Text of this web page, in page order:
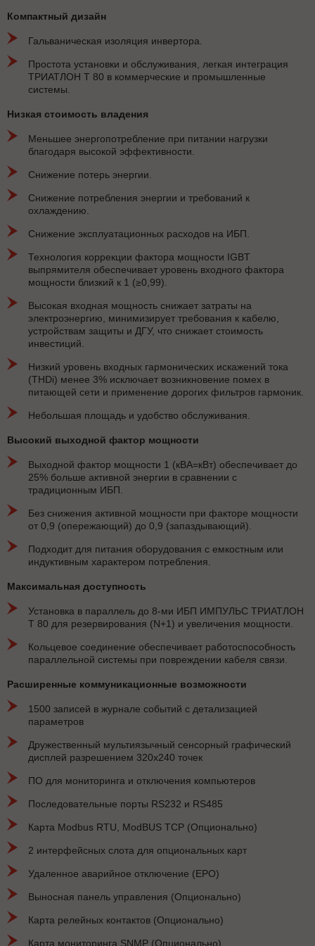
Компактный дизайн
Гальваническая изоляция инвертора.
Простота установки и обслуживания, легкая интеграция
ТРИАТЛОН Т 80 в коммерческие и промышленные
системы.
Низкая стоимость владения
Меньшее энергопотребление при питании нагрузки
благодаря высокой эффективности.
Снижение потерь энергии.
Снижение потребления энергии и требований к
охлаждению.
Снижение эксплуатационных расходов на ИБП.
Технология коррекции фактора мощности IGBT
выпрямителя обеспечивает уровень входного фактора
мощности близкий к 1 (≥0,99).
Высокая входная мощность снижает затраты на
электроэнергию, минимизирует требования к кабелю,
устройствам защиты и ДГУ, что снижает стоимость
инвестиций.
Низкий уровень входных гармонических искажений тока
(THDi) менее 3% исключает возникновение помех в
питающей сети и применение дорогих фильтров гармоник.
Небольшая площадь и удобство обслуживания.
Высокий выходной фактор мощности
Выходной фактор мощности 1 (кВА=кВт) обеспечивает до
25% больше активной энергии в сравнении с
традиционным ИБП.
Без снижения активной мощности при факторе мощности
от 0,9 (опережающий) до 0,9 (запаздывающий).
Подходит для питания оборудования с емкостным или
индуктивным характером потребления.
Максимальная доступность
Установка в параллель до 8-ми ИБП ИМПУЛЬС ТРИАТЛОН
Т 80 для резервирования (N+1) и увеличения мощности.
Кольцевое соединение обеспечивает работоспособность
параллельной системы при повреждении кабеля связи.
Расширенные коммуникационные возможности
1500 записей в журнале событий с детализацией
параметров
Дружественный мультиязычный сенсорный графический
дисплей разрешением 320x240 точек
ПО для мониторинга и отключения компьютеров
Последовательные порты RS232 и RS485
Карта Modbus RTU, ModBUS TCP (Опционально)
2 интерфейсных слота для опциональных карт
Удаленное аварийное отключение (EPO)
Выносная панель управления (Опционально)
Карта релейных контактов (Опционально)
Карта мониторинга SNMP (Опционально)